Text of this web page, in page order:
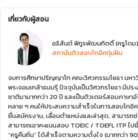
เกี่ยวกับผู้สอน
อธิสันต์ พิทูรพัฒนกิตติ์ (ครูโดม)
สถาบันติวสอบโทอิคทุ่มฝัน
จบการศึกษาปริญญาโท คณะวิศวกรรมโยธา มหา
พระจอมเกล้าธนบรุี ปัจจุบันเป็นวิศวกรโยธา มีป
ชาติมามากกว่า 20 ปี และเป็นติวเตอร์สอนภาษา
หลาย ๆ คนให้ประสบความสําเร็จในการสอบโทอิ
ยื่นสมัครงาน, เลื่อนตําแหน่งและล่าสุด, สามารถ
สามารถเอาคะแนนสอบ TOEIC / TOEFL ITP ไ
“ครูคืนถิ่น” ได้สําเร็จตามความตั้งใจ (มากกว่า